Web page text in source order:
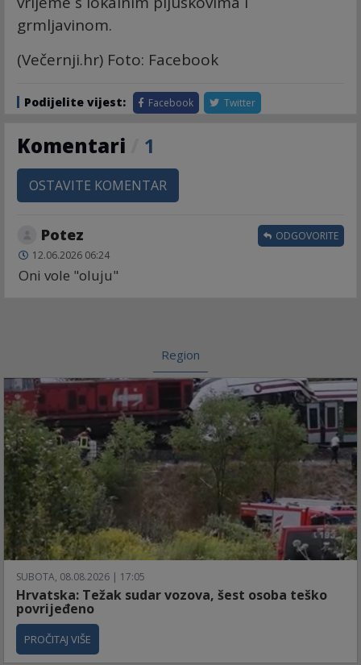
grmljavinom.
(Večernji.hr) Foto: Facebook
Podijelite vijest: Facebook Twitter
Komentari 1
OSTAVITE KOMENTAR
Potez
12.06.2026 06:24
Oni vole "oluju"
ODGOVORITE
Region
SUBOTA, 08.08.2026 | 17:05
Hrvatska: Težak sudar vozova, šest osoba teško
povrijeđeno
PROČITAJ VIŠE